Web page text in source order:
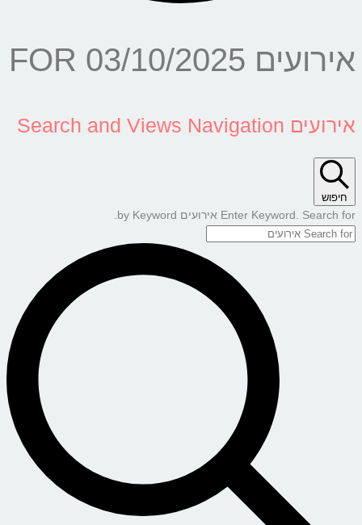
אירועים FOR 03/10/2025
אירועים Search and Views Navigation
חיפוש
Enter Keyword. Search for אירועים by Keyword.